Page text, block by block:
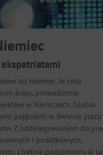
do Niemiec. W celu
kraju, prowadzenia
w Niemczech. Global
pojęciami w świecie pracy
Z oddelegowaniem do
i podatkowych,
Chętnie podejmiemy je